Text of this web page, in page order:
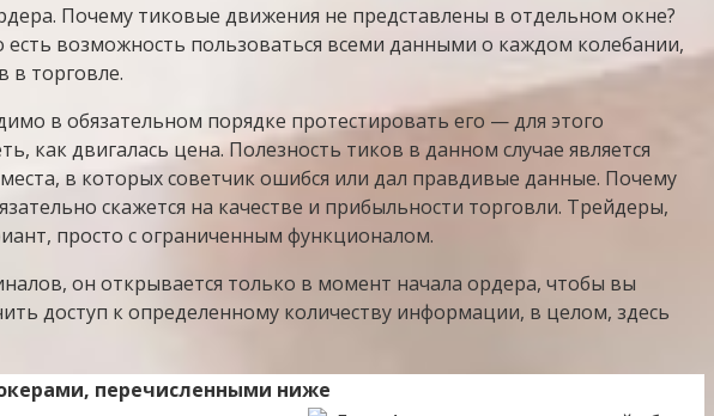
Почему тиковые движения не представлены в отдельном окне?
возможность пользоваться всеми данными о каждом колебании,
в торговле.
в обязательном порядке протестировать его — для этого
как двигалась цена. Полезность тиков в данном случае является
в которых советчик ошибся или дал правдивые данные. Почему
скажется на качестве и прибыльности торговли. Трейдеры,
просто с ограниченным функционалом.
он открывается только в момент начала ордера, чтобы вы
доступ к определенному количеству информации, в целом, здесь
перечисленными ниже